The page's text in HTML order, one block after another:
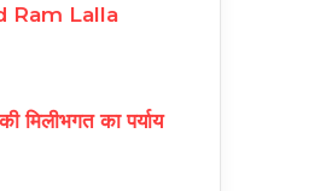
Ram Lalla
मिलीभगत का पर्याय